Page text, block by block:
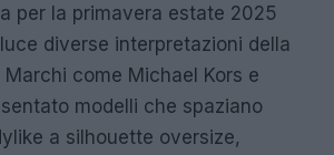
per la primavera estate 2025
diverse interpretazioni della
come Michael Kors e
modelli che spaziano
a silhouette oversize,